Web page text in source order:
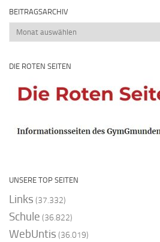
BEITRAGSARCHIV
Beitragsarchiv
DIE ROTEN SEITEN
UNSERE TOP SEITEN
Links (37.332)
Schule (36.822)
WebUntis (36.019)